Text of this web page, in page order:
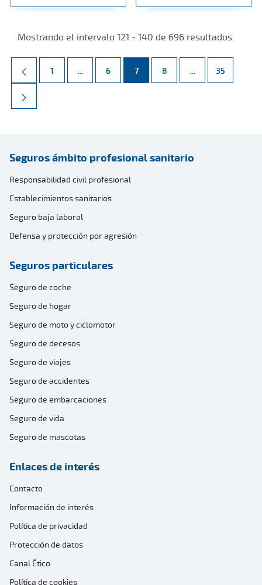
Mostrando el intervalo 121 - 140 de 696 resultados.
Página
1 ... Páginas intermedias Use TAB para desplazarse.
Página
6 Página
7 Página
8 ... Páginas
Página
35
Seguros ámbito profesional sanitario
Responsabilidad civil profesional
Establecimientos sanitarios
Seguro baja laboral
Defensa y protección por agresión
Seguros particulares
Seguro de coche
Seguro de hogar
Seguro de moto y ciclomotor
Seguro de decesos
Seguro de viajes
Seguro de accidentes
Seguro de embarcaciones
Seguro de vida
Seguro de mascotas
Enlaces de interés
Contacto
Información de interés
Política de privacidad
Protección de datos
Canal Ético
Política de cookies